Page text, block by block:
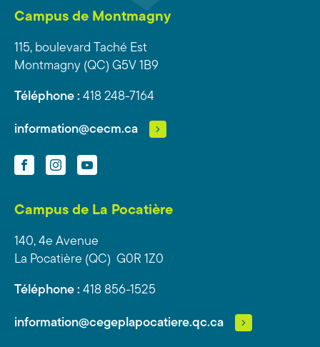
Campus de Montmagny
115, boulevard Taché Est
Montmagny (QC) G5V 1B9
Téléphone : 418 248-7164
information@cecm.ca
FacebookInstagramYouTube
Campus de La Pocatière
140, 4e Avenue
La Pocatière (QC) G0R 1Z0
Téléphone : 418 856-1525
information@cegeplapocatiere.qc.ca